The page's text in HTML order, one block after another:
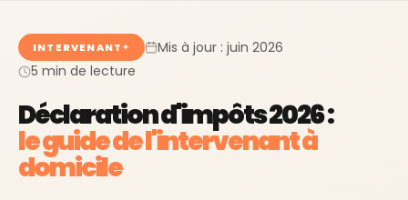
INTERVENANT
Mis à jour : juin 2026
5 min de lecture
Déclaration d'impôts 2026 :
le guide de l'intervenant à
domicile